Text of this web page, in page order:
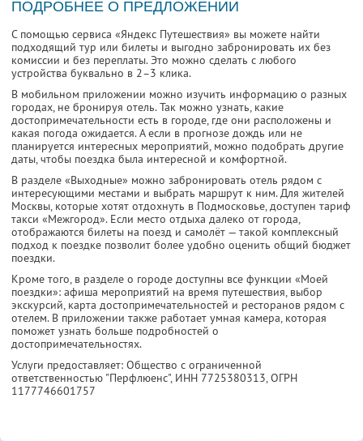
ПОДРОБНЕЕ О ПРЕДЛОЖЕНИИ
С помощью сервиса «Яндекс Путешествия» вы можете найти
подходящий тур или билеты и выгодно забронировать их без
комиссии и без переплаты. Это можно сделать с любого
устройства буквально в 2–3 клика.
В мобильном приложении можно изучить информацию о разных
городах, не бронируя отель. Так можно узнать, какие
достопримечательности есть в городе, где они расположены и
какая погода ожидается. А если в прогнозе дождь или не
планируется интересных мероприятий, можно подобрать другие
даты, чтобы поездка была интересной и комфортной.
В разделе «Выходные» можно забронировать отель рядом с
интересующими местами и выбрать маршрут к ним. Для жителей
Москвы, которые хотят отдохнуть в Подмосковье, доступен тариф
такси «Межгород». Если место отдыха далеко от города,
отображаются билеты на поезд и самолёт — такой комплексный
подход к поездке позволит более удобно оценить общий бюджет
поездки.
Кроме того, в разделе о городе доступны все функции «Моей
поездки»: афиша мероприятий на время путешествия, выбор
экскурсий, карта достопримечательностей и ресторанов рядом с
отелем. В приложении также работает умная камера, которая
поможет узнать больше подробностей о
достопримечательностях.
Услуги предоставляет: Общество с ограниченной
ответственностью "Перфлюенс", ИНН 7725380313, ОГРН
1177746601757